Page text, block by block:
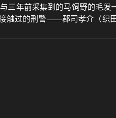
三年前采集到的马饲野的毛
触过的刑警——郡司孝介（织